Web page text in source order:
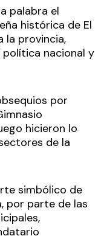
palabra el
histórica de El
la provincia,
nacional y
por
hicieron lo
de la
simbólico de
por parte de las